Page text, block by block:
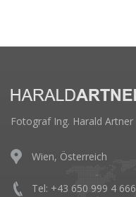
Fotograf Ing. Harald Artner
Wien, Österreich
Tel: +43 650 999 4 666